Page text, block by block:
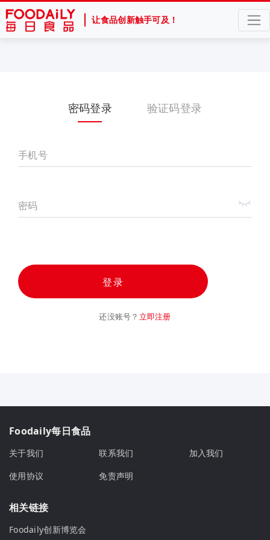
让食品创新触手可及！
密码登录 验证码登录
手机号
密码
登录
还没账号？ 立即注册
Foodaily每日食品
关于我们 联系我们
加入我们
使用协议
免责声明
相关链接
Foodaily创新博览会